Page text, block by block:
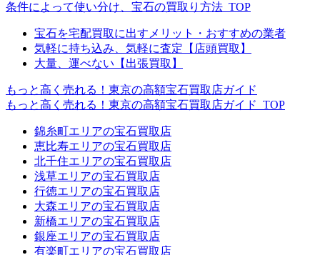
条件によって使い分け、宝石の買取り方法_TOP
宝石を宅配買取に出すメリット・おすすめの業者
気軽に持ち込み、気軽に査定【店頭買取】
大量、運べない【出張買取】
もっと高く売れる！東京の高額宝石買取店ガイド
もっと高く売れる！東京の高額宝石買取店ガイド_TOP
錦糸町エリアの宝石買取店
恵比寿エリアの宝石買取店
北千住エリアの宝石買取店
浅草エリアの宝石買取店
行徳エリアの宝石買取店
大森エリアの宝石買取店
新橋エリアの宝石買取店
銀座エリアの宝石買取店
有楽町エリアの宝石買取店